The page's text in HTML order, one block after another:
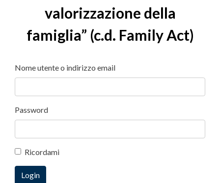
valorizzazione della
famiglia” (c.d. Family Act)
Nome utente o indirizzo email
Password
Ricordami